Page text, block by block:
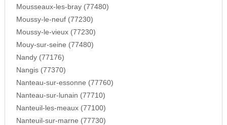
Mousseaux-les-bray (77480)
Moussy-le-neuf (77230)
Moussy-le-vieux (77230)
Mouy-sur-seine (77480)
Nandy (77176)
Nangis (77370)
Nanteau-sur-essonne (77760)
Nanteau-sur-lunain (77710)
Nanteuil-les-meaux (77100)
Nanteuil-sur-marne (77730)